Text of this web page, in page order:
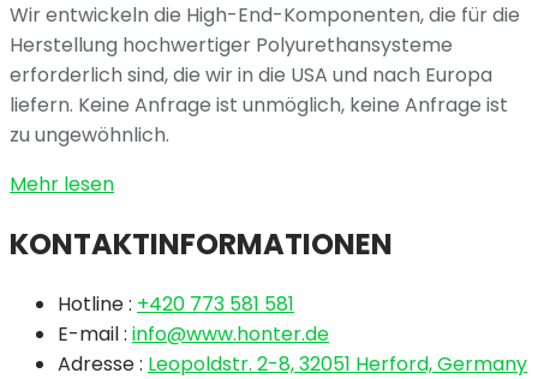
Wir entwickeln die High-End-Komponenten, die für die
Herstellung hochwertiger Polyurethansysteme
erforderlich sind, die wir in die USA und nach Europa
liefern. Keine Anfrage ist unmöglich, keine Anfrage ist
zu ungewöhnlich.
Mehr lesen
KONTAKTINFORMATIONEN
Hotline : +420 773 581 581
E-mail : info@www.honter.de
Adresse : Leopoldstr. 2-8, 32051 Herford, Germany